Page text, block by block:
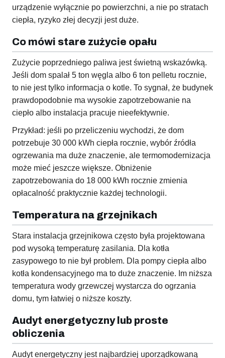
urządzenie wyłącznie po powierzchni, a nie po stratach
ciepła, ryzyko złej decyzji jest duże.
Co mówi stare zużycie opału
Zużycie poprzedniego paliwa jest świetną wskazówką.
Jeśli dom spalał 5 ton węgla albo 6 ton pelletu rocznie,
to nie jest tylko informacja o kotle. To sygnał, że budynek
prawdopodobnie ma wysokie zapotrzebowanie na
ciepło albo instalacja pracuje nieefektywnie.
Przykład: jeśli po przeliczeniu wychodzi, że dom
potrzebuje 30 000 kWh ciepła rocznie, wybór źródła
ogrzewania ma duże znaczenie, ale termomodernizacja
może mieć jeszcze większe. Obniżenie
zapotrzebowania do 18 000 kWh rocznie zmienia
opłacalność praktycznie każdej technologii.
Temperatura na grzejnikach
Stara instalacja grzejnikowa często była projektowana
pod wysoką temperaturę zasilania. Dla kotła
zasypowego to nie był problem. Dla pompy ciepła albo
kotła kondensacyjnego ma to duże znaczenie. Im niższa
temperatura wody grzewczej wystarcza do ogrzania
domu, tym łatwiej o niższe koszty.
Audyt energetyczny lub proste
obliczenia
Audyt energetyczny jest najbardziej uporządkowaną